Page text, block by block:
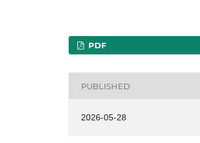
PDF
PUBLISHED
2026-05-28